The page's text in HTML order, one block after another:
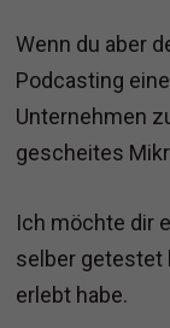
Wenn du aber
Podcasting
Unternehmen
gescheites
Ich möchte dir
selber getestet
erlebt habe.